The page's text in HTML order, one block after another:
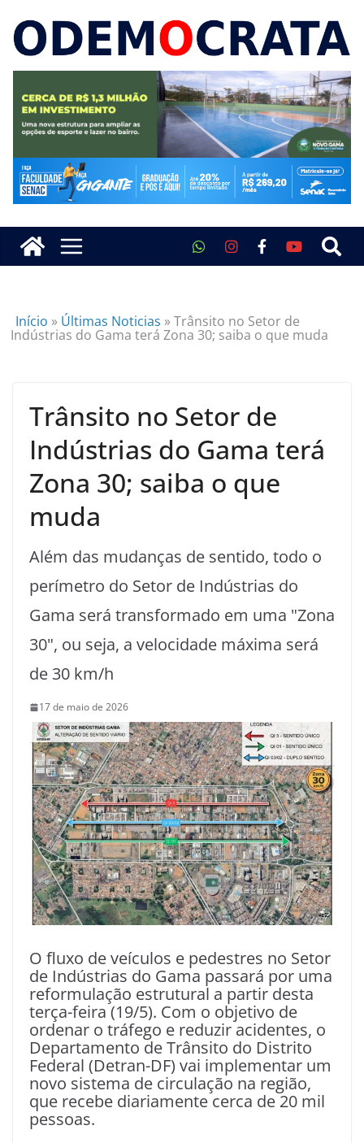
Início » Últimas Noticias »Trânsito no Setor de
Indústrias do Gama terá Zona 30; saiba o que muda
Trânsito no Setor de
Indústrias do Gama terá
Zona 30; saiba o que
muda
Além das mudanças de sentido, todo o
perímetro do Setor de Indústrias do
Gama será transformado em uma "Zona
30", ou seja, a velocidade máxima será
de 30 km/h
17 de maio de 2026
O fluxo de veículos e pedestres no Setor
de Indústrias do Gama passará por uma
reformulação estrutural a partir desta
terça-feira (19/5). Com o objetivo de
ordenar o tráfego e reduzir acidentes, o
Departamento de Trânsito do Distrito
Federal (Detran-DF) vai implementar um
novo sistema de circulação na região,
que recebe diariamente cerca de 20 mil
pessoas.